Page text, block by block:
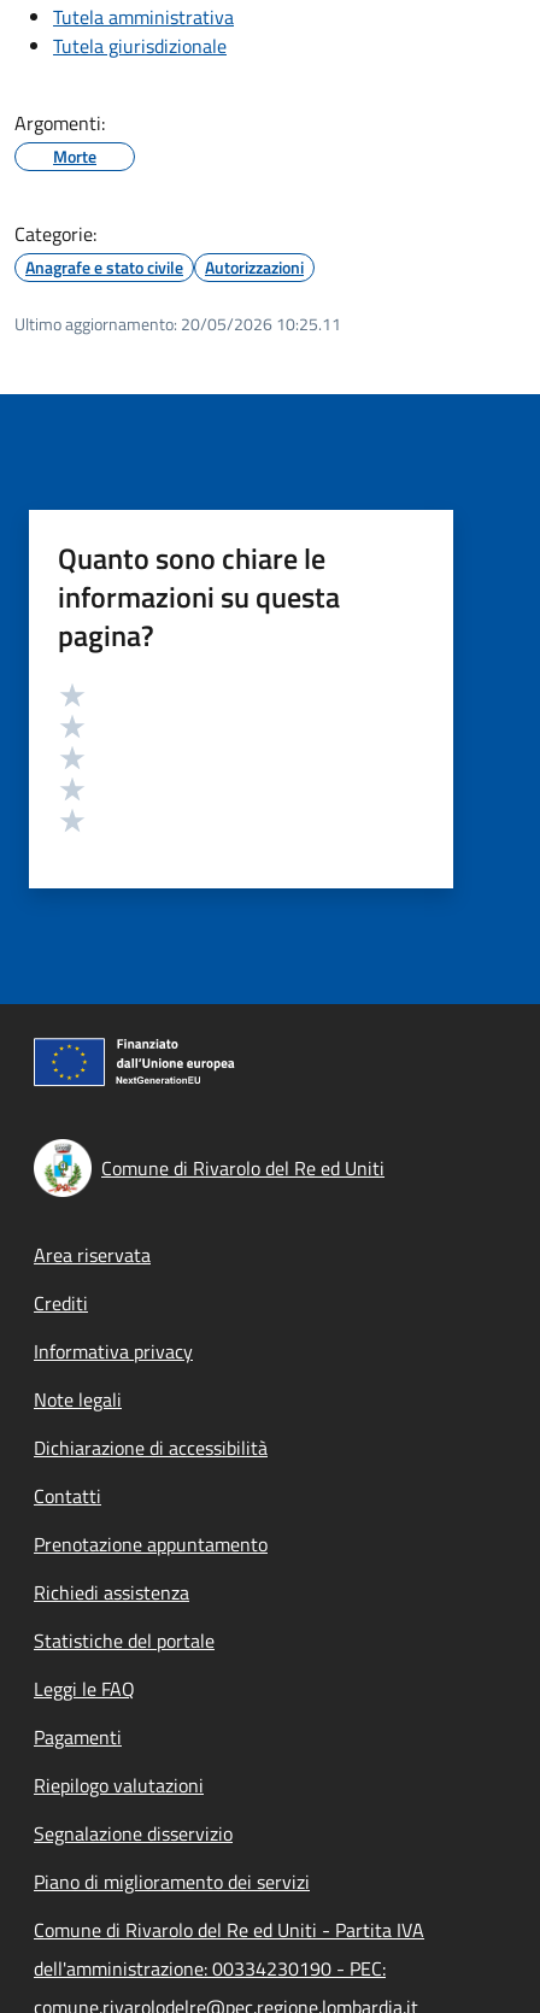
Tutela amministrativa
Tutela giurisdizionale
Argomenti:
Morte
Categorie:
Anagrafe e stato civile Autorizzazioni
Ultimo aggiornamento: 20/05/2026 10:25.11
Quanto sono chiare le
informazioni su questa
pagina?
Valutazione
Comune di Rivarolo del Re ed Uniti
Footer menu
Area riservata
Crediti
Informativa privacy
Note legali
Dichiarazione di accessibilità
Contatti
Prenotazione appuntamento
Richiedi assistenza
Statistiche del portale
Leggi le FAQ
Pagamenti
Riepilogo valutazioni
Segnalazione disservizio
Piano di miglioramento dei servizi
Comune di Rivarolo del Re ed Uniti - Partita IVA
dell'amministrazione: 00334230190 - PEC:
comune.rivarolodelre@pec.regione.lombardia.it